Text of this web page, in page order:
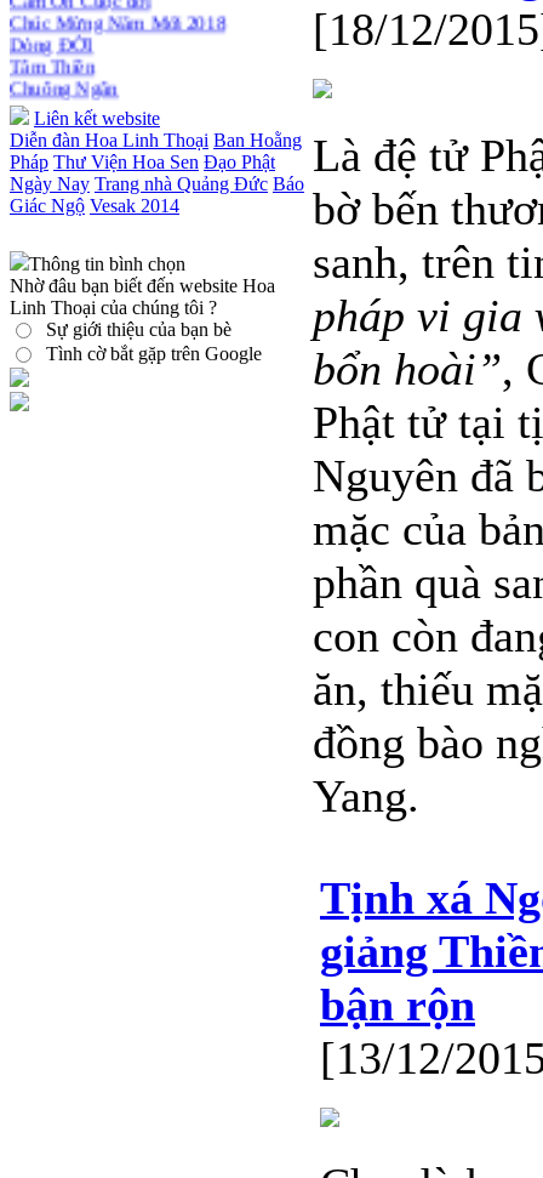
Dòng ĐỜI
Tâm Thiền
Chuông Ngân
Kính mừng Phật Đản
Anh không chết đâu em
Kiếp này
Liên kết website
Diễn đàn Hoa Linh Thoại Ban Hoằng
Pháp Thư Viện Hoa Sen Đạo Phật
Ngày Nay Trang nhà Quảng Đức Báo
Giác Ngộ Vesak 2014
Thông tin bình chọn
Nhờ đâu bạn biết đến website Hoa
Linh Thoại của chúng tôi ?
Sự giới thiệu của bạn bè
Tình cờ bắt gặp trên Google
[18/12/
Là đệ tử
bờ bến
sanh, trên
pháp vi gia
bổn hoài”,
Phật tử tại
Nguyên đã
mặc của
phần quà
con còn
ăn, thiếu
đồng bào
Yang.
Tịnh xá
giảng
bận rộn
[13/12/